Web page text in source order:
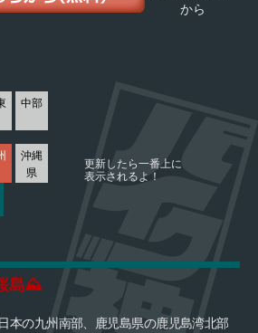
から
中部
沖縄
県
更新したら一番上に
表示されるよ！
島⛰
本の九州南部、鹿児島県の鹿児島湾北部